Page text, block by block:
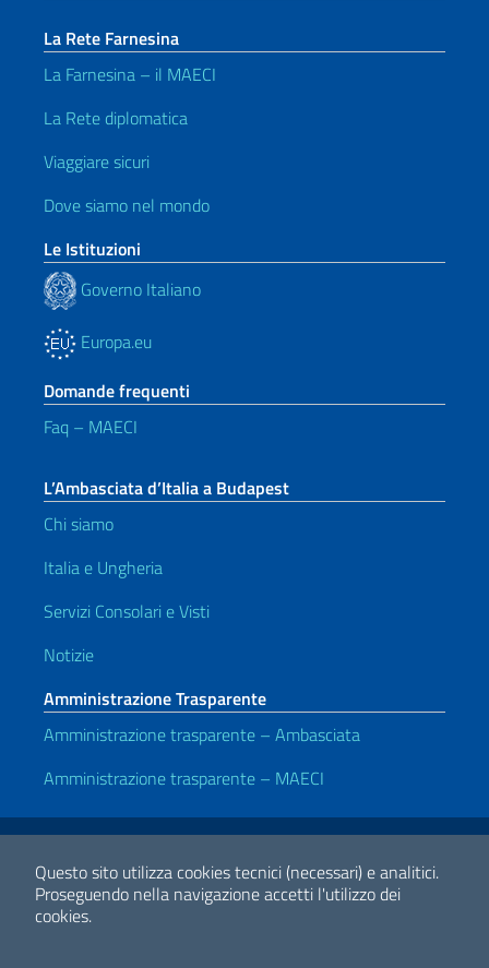
Questo sito utilizza cookies tecnici (necessari) e analitici.
Proseguendo nella navigazione accetti l'utilizzo dei
cookies.
La Rete Farnesina
La Farnesina – il MAECI
La Rete diplomatica
Viaggiare sicuri
Dove siamo nel mondo
Le Istituzioni
Governo Italiano
Europa.eu
Domande frequenti
Faq – MAECI
L’Ambasciata d’Italia a Budapest
Chi siamo
Italia e Ungheria
Servizi Consolari e Visti
Notizie
Amministrazione Trasparente
Amministrazione trasparente – Ambasciata
Amministrazione trasparente – MAECI
Link Utili